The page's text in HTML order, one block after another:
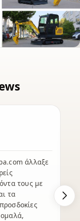
άλλαξε
τους με
τα